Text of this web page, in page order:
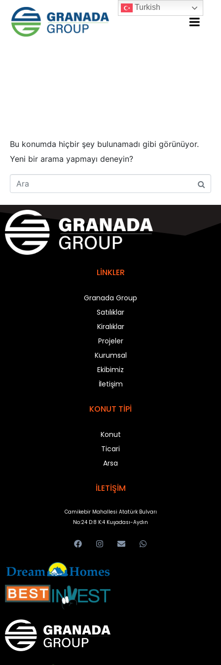
Bu konumda hiçbir şey bulunamadı gibi görünüyor.
Yeni bir arama yapmayı deneyin?
LİNKLER
Granada Group
Satılıklar
Kiralıklar
Projeler
Kurumsal
Ekibimiz
İletişim
KONUT TİPİ
Konut
Ticari
Arsa
İLETİŞİM
Camikebir Mahallesi Atatürk Bulvarı
No:24 D:8 K:4 Kuşadası-Aydın
Turkish